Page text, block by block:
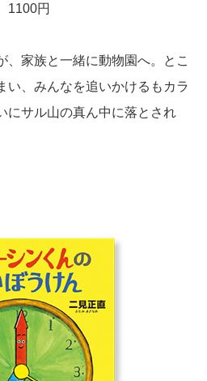
円
、家族と一緒に動物園へ。とこ
い、みんなを追いかけるもカラ
にサル山の真ん中に落とされ